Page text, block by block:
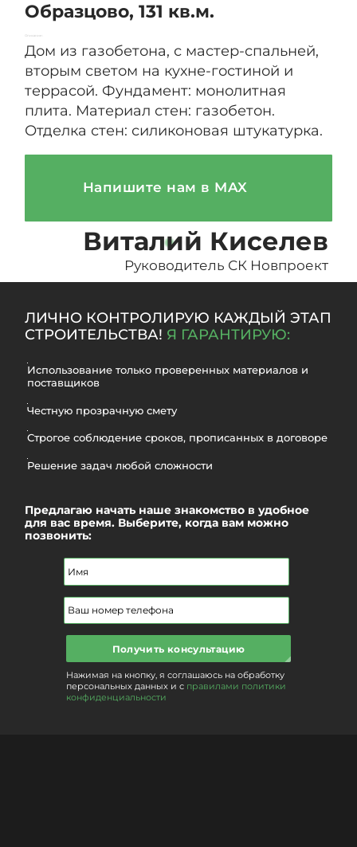
*Подробные условия по ипотеки от банков-
партнёров уточняйте в отделе продаж СК
Новпроект.
Образцово, 131 кв.м.
Описание:
Дом из газобетона, с мастер-спальней,
вторым светом на кухне-гостиной и
террасой. Фундамент: монолитная
плита. Материал стен: газобетон.
Отделка стен: силиконовая штукатурка.
Напишите нам в MAX
ЛИЧНО КОНТРОЛИРУЮ КАЖДЫЙ ЭТАП
СТРОИТЕЛЬСТВА! Я ГАРАНТИРУЮ:
Использование только проверенных материалов и
поставщиков
Честную прозрачную смету
Строгое соблюдение сроков, прописанных в договоре
Решение задач любой сложности
Предлагаю начать наше знакомство в удобное
для вас время. Выберите, когда вам можно
позвонить:
Получить консультацию
Нажимая на кнопку, я соглашаюсь на обработку
персональных данных и с правилами политики
конфиденциальности
Виталий Киселев
Руководитель СК Новпроект